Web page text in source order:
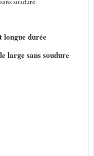
longue durée
large sans soudure